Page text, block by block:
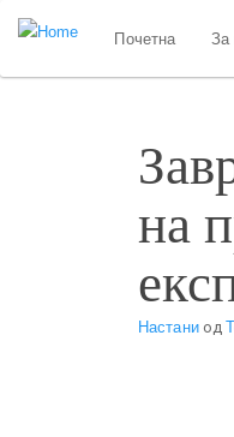
Skip
Почетна За
на
Настаниод